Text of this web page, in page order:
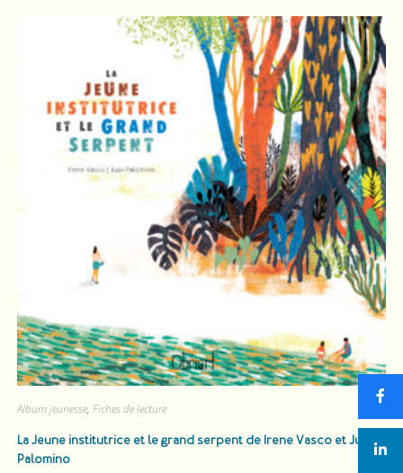
Album jeunesse, Fiches de lecture
​La Jeune institutrice et le grand serpentde ​Irene Vasco et Juan
Palomino